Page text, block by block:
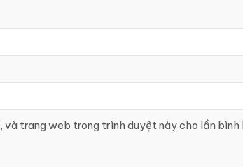
và trang web trong trình duyệt này cho lần bình